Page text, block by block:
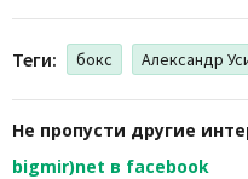
Теги: бокс Александр
Не пропусти другие
bigmir)net в facebook